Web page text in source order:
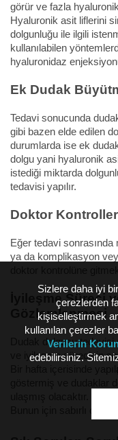
Sizlere daha iyi
çerezlerden
kişiselleştirmek
kullanılan çerezler
Verilerin
edebilirsiniz.
görür ve fazla
Hyaluronik asit liflerini
dolgunluğu ile ilgili
kullanılabilen
hyaluronidaz
Ek Dudak
Tedavi sonucunda
gibi bazen elde edilen
durumlarda ise ek
dolgu yani hyaluronik
istediği miktarda
tedavisi yapılır.
Doktor
Eğer tedavi
ya da komplikasyon
İyileşme Süreci
Gözlemlenmesi
Dudak dolgusu
ve iyileşme sürecinin
Bir hafta içerisinde
Bunun için sabırlı